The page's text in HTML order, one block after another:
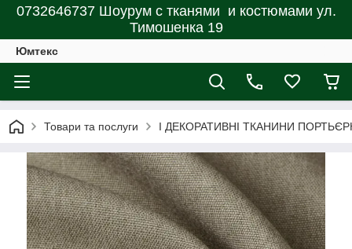
0732646737 Шоурум с тканями и костюмами ул.
Тимошенка 19
Юмтекс
Товари та послуги І ДЕКОРАТИВНІ ТКАНИНИ